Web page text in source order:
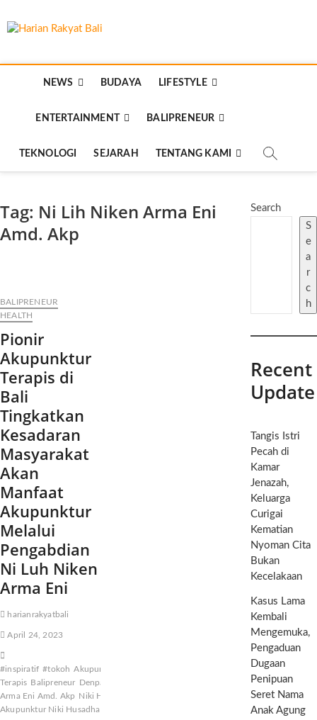
to
Bali
NEWS BUDAYA LIFESTYLE
ENTERTAINMENT BALIPRENEUR
TEKNOLOGI SEJARAH TENTANG KAMI
Tag: Ni Lih Niken Arma Eni
Amd. Akp
BALIPRENEUR
HEALTH
Pionir
Akupunktur
Terapis di
Bali
Tingkatkan
Kesadaran
Masyarakat
Akan
Manfaat
Akupunktur
Melalui
Pengabdian
Ni Luh Niken
Arma Eni
harianrakyatbali
April 24, 2023
#inspiratif #tokoh Akupunktur
Terapis Balipreneur Denpasar
Arma Eni Amd. Akp Niki Husadha
Akupunktur Niki Husadha
Search
S
e
a
r
c
h
Recent
Update
Tangis Istri
Pecah di
Kamar
Jenazah,
Keluarga
Curigai
Kematian
Nyoman Cita
Bukan
Kecelakaan
Kasus Lama
Kembali
Mengemuka,
Pengaduan
Dugaan
Penipuan
Seret Nama
Anak Agung